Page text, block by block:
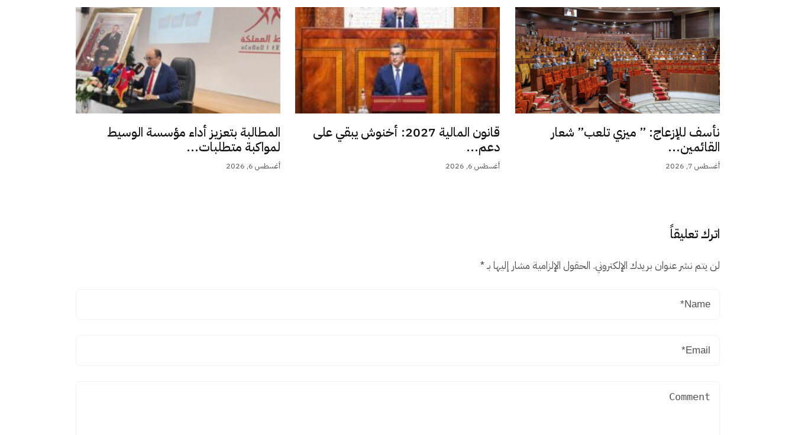
نأسف للإزعاج: ” ميزي تلعب” شعار
القائمين...
أغسطس 7, 2026
قانون المالية 2027: أخنوش يبقي على
دعم...
أغسطس 6, 2026
المطالبة بتعزيز أداء مؤسسة الوسيط
لمواكبة متطلبات...
أغسطس 6, 2026
اترك تعليقاً
لن يتم نشر عنوان بريدك الإلكتروني. الحقول الإلزامية مشار إليها بـ*